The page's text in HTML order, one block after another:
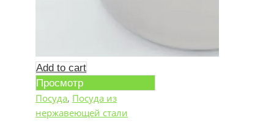
Add to cart
Просмотр
Посуда, Посуда из
нержавеющей стали